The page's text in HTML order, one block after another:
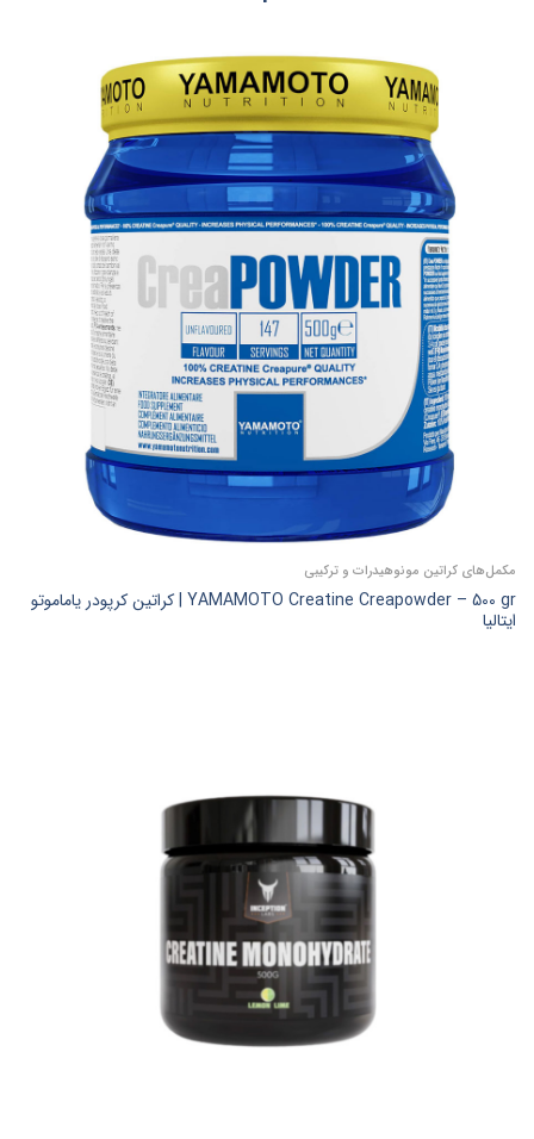
مکمل‌های کراتین مونوهیدرات و ترکیبی
YAMAMOTO Creatine Creapowder – 500 gr | کراتین کرپودر یاماموتو
ایتالیا